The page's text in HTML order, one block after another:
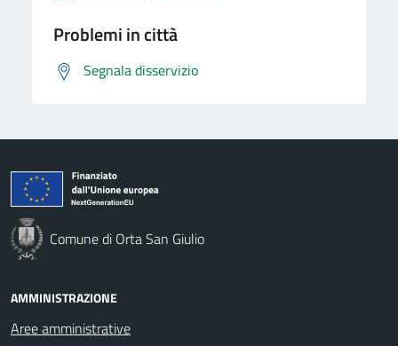
Problemi in città
Segnala disservizio
Comune di Orta San Giulio
AMMINISTRAZIONE
Aree amministrative